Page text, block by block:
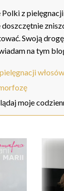
z
doszczętnie
Swoją
na tym
włosów
moje